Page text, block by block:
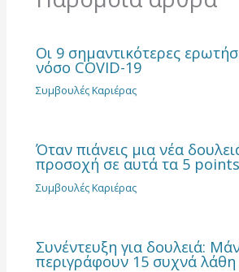
Οι 9 σημαντικότερες
νόσο COVID-19
Συμβουλές Καριέρας
Όταν πιάνεις μια νέα
προσοχή σε αυτά τα 5 points
Συμβουλές Καριέρας
Συνέντευξη για δουλειά:
περιγράφουν 15 συχνά λάθη